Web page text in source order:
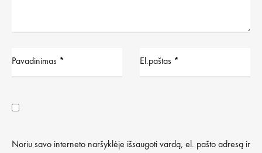
Pavadinimas * El.paštas *
Noriu savo interneto naršyklėje išsaugoti vardą, el. pašto adresą ir